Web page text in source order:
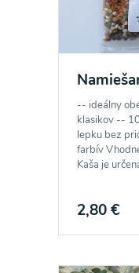
-- ideálny
klasikov --
lepku bez
farbív
Kaša je
2,80 €